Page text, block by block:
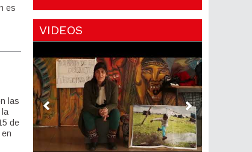
es
las
la
de
VIDEOS